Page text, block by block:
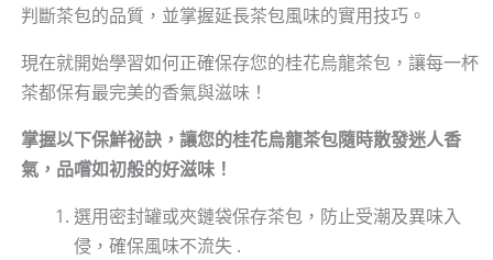
判斷茶包的品質，並掌握延長茶包風味的實用技巧。
現在就開始學習如何正確保存您的桂花烏龍茶包，讓每一杯
茶都保有最完美的香氣與滋味！
掌握以下保鮮祕訣，讓您的桂花烏龍茶包隨時散發迷人香
氣，品嚐如初般的好滋味！
選用密封罐或夾鏈袋保存茶包，防止受潮及異味入
侵，確保風味不流失 .